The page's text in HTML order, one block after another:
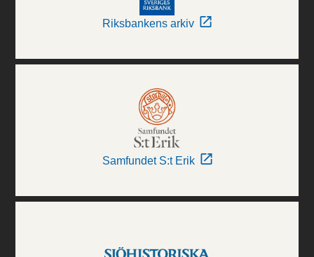
Riksbankens arkiv
Samfundet S:t Erik